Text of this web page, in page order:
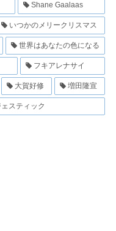
Shane Gaalaas
いつかのメリークリスマス
世界はあなたの色になる
フキアレナサイ
大賀好修 増田隆宣
スティック